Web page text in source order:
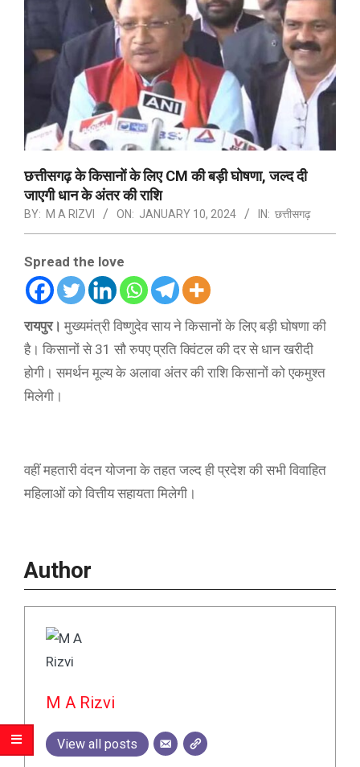
छत्तीसगढ़ के किसानों के लिए CM की बड़ी घोषणा, जल्द दी
जाएगी धान के अंतर की राशि
BY: M A RIZVI ON: JANUARY 10, 2024 IN: छत्तीसगढ़
Spread the love
रायपुर। मुख्यमंत्री विष्णुदेव साय ने किसानों के लिए बड़ी घोषणा की
है। किसानों से 31 सौ रुपए प्रति क्विंटल की दर से धान खरीदी
होगी। समर्थन मूल्य के अलावा अंतर की राशि किसानों को एकमुश्त
मिलेगी।
वहीं महतारी वंदन योजना के तहत जल्द ही प्रदेश की सभी विवाहित
महिलाओं को वित्तीय सहायता मिलेगी।
Author
M A Rizvi
View all posts